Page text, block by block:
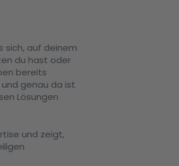
sich, auf deinem
du hast oder
bereits
genau da ist
Lösungen
und zeigt,